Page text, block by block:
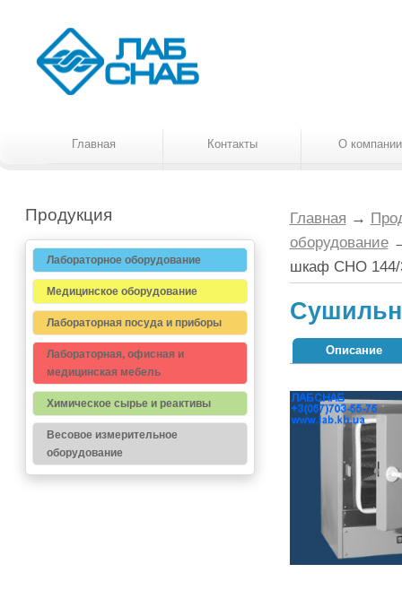
Главная Контакты О компании
Главная →
оборудование
шкаф СНО 144/
Описание
Продукция
Лабораторное оборудование
Медицинское оборудование
Лабораторная посуда и приборы
Лабораторная, офисная и
медицинская мебель
Химическое сырье и реактивы
Весовое измерительное
оборудование